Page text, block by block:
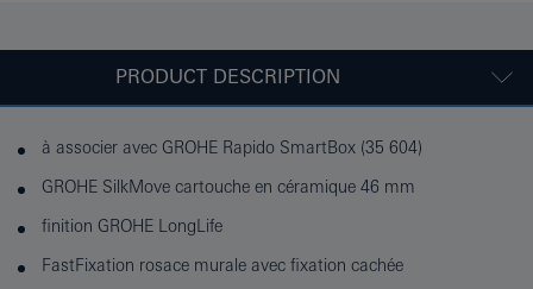
PRODUCT DESCRIPTION
à associer avec GROHE Rapido SmartBox (35 604)
GROHE SilkMove cartouche en céramique 46 mm
finition GROHE LongLife
FastFixation rosace murale avec fixation cachée